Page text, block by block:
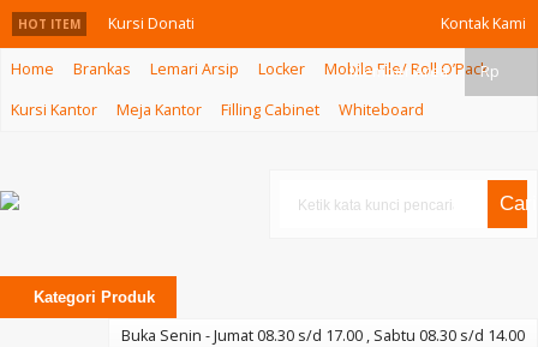
HOT ITEM Kursi Donati
Voxy I C Black
Kursi Kantor
Kontak Kami
Member Area Rp
Home Brankas Lemari Arsip Locker
Mobile File/ Roll O’Pack
Kursi Kantor
Meja Kantor Filling Cabinet Whiteboard
Cari
Kategori Produk
Buka Senin - Jumat 08.30 s/d 17.00 , Sabtu 08.30 s/d 14.00